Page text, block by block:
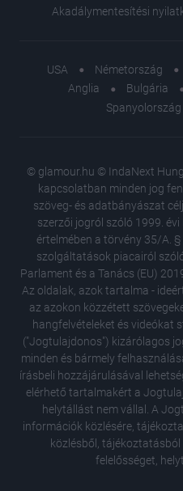
Akadálymentesítési
USA Németország
Anglia
Bulgária
Spanyolország
© glamour.hu © IndaNext
kapcsolatban minden jog
szöveg- és adatbányászat
szerzői jogról szóló 1999.
értelmében a törvény 35/A.
szolgáltatások piacairól
Parlament és a Tanács (EU)
Az oldalak, azok tartalma -
az azokon közzétett
hangfelvételeket és videókat
("Jogtulajdonos") kizárólagos
minden és bármely
írásbeli hozzájárulásával
elérhető tartalmakért a
helytállást nem vállal. A
információk közlésére,
közlésből,
felelősséget,